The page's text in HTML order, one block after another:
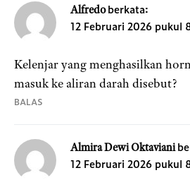
Alfredo berkata:
12 Februari 2026 pukul
Kelenjar yang menghasilkan
masuk ke aliran darah disebut?
BALAS
Almira Dewi Oktaviani
12 Februari 2026 pukul